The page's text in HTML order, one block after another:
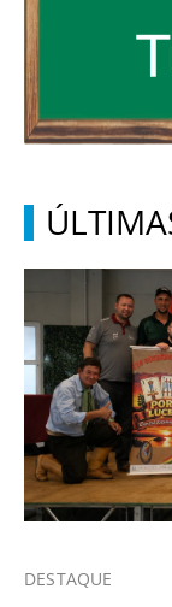
DESTAQUE